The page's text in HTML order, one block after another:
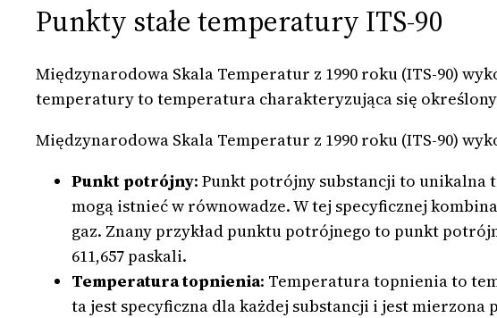
Punkty stałe temperatury ITS-90
Międzynarodowa Skala Temperatur z 1990 roku (ITS-90)
temperatury to temperatura charakteryzująca się
Międzynarodowa Skala Temperatur z 1990 roku (ITS-90)
Punkt potrójny: Punkt potrójny substancji to unikalna
mogą istnieć w równowadze. W tej specyficznej
gaz. Znany przykład punktu potrójnego to punkt
611,657 paskali.
Temperatura topnienia: Temperatura topnienia to
ta jest specyficzna dla każdej substancji i jest